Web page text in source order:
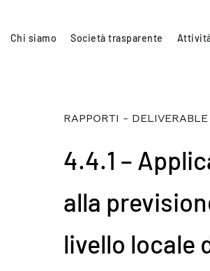
Chi siamo Società trasparente
RAPPORTI - DELIVERABLE
4.4.1 –
alla
livello locale